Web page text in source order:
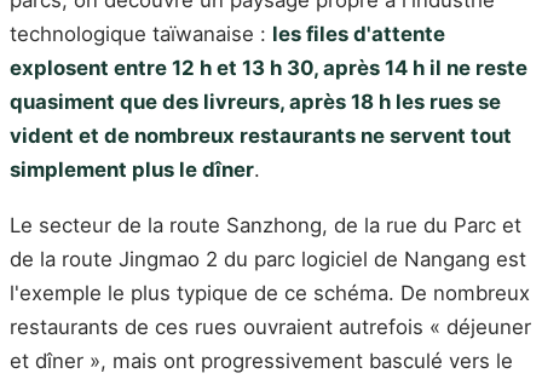
technologique taïwanaise : les files d'attente
explosent entre 12 h et 13 h 30, après 14 h il ne reste
quasiment que des livreurs, après 18 h les rues se
vident et de nombreux restaurants ne servent tout
simplement plus le dîner.
Le secteur de la route Sanzhong, de la rue du Parc et
de la route Jingmao 2 du parc logiciel de Nangang est
l'exemple le plus typique de ce schéma. De nombreux
restaurants de ces rues ouvraient autrefois « déjeuner
et dîner », mais ont progressivement basculé vers le